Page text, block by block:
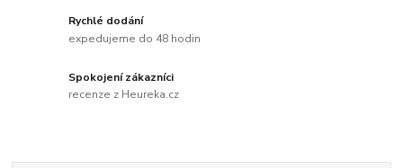
Rychlé dodání
expedujeme do 48 hodin
Spokojení zákazníci
recenze z Heureka.cz